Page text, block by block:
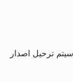
ترحيل اصدار